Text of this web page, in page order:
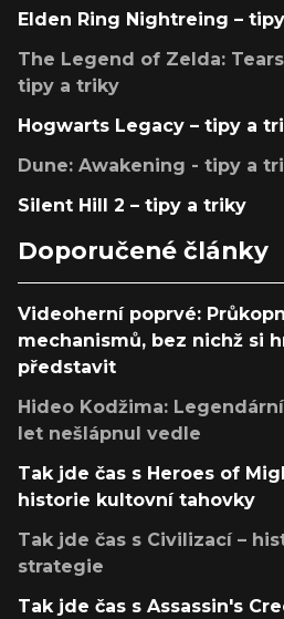
Elden Ring Nightreing –
The Legend of Zelda:
tipy a triky
Hogwarts Legacy – tipy a
Dune: Awakening - tipy a
Silent Hill 2 – tipy a triky
Doporučené články
Videoherní poprvé:
mechanismů, bez nichž si
představit
Hideo Kodžima:
let nešlápnul vedle
Tak jde čas s Heroes of
historie kultovní tahovky
Tak jde čas s Civilizací –
strategie
Tak jde čas s Assassin's